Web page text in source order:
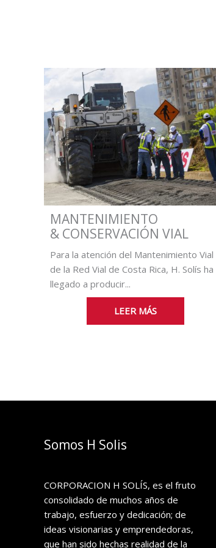
MANTENIMIENTO
& CONSERVACIÓN VIAL
Para la atención del Mantenimiento Vial
de la Red Vial de Costa Rica, H. Solís ha
llegado a producir...
LEER MÁS
Somos H Solis
CORPORACION H SOLÍS, es el fruto
consolidado de muchos años de
trabajo, esfuerzo y dedicación; de
ideas visionarias y emprendedoras,
que han sido hechas realidad de la